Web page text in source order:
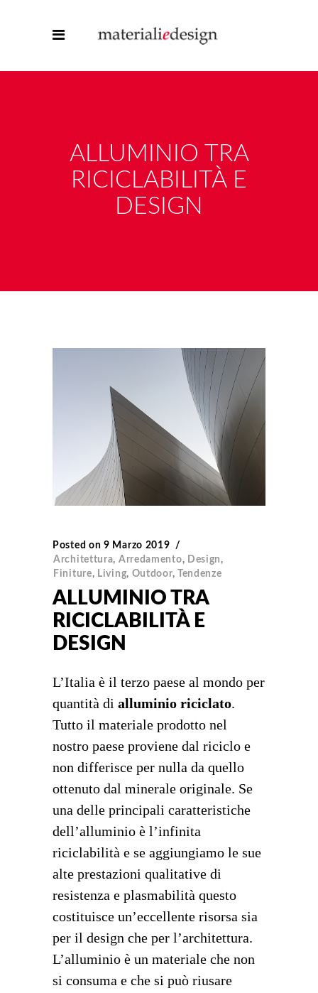
ALLUMINIO TRA
RICICLABILITÀ E
DESIGN
Posted on 9 Marzo 2019
Architettura, Arredamento, Design,
Finiture, Living, Outdoor, Tendenze
ALLUMINIO TRA
RICICLABILITÀ E
DESIGN
L’Italia è il terzo paese al mondo per
quantità di alluminio riciclato.
Tutto il materiale prodotto nel
nostro paese proviene dal riciclo e
non differisce per nulla da quello
ottenuto dal minerale originale. Se
una delle principali caratteristiche
dell’alluminio è l’infinita
riciclabilità e se aggiungiamo le sue
alte prestazioni qualitative di
resistenza e plasmabilità questo
costituisce un’eccellente risorsa sia
per il design che per l’architettura.
L’alluminio è un materiale che non
si consuma e che si può riusare